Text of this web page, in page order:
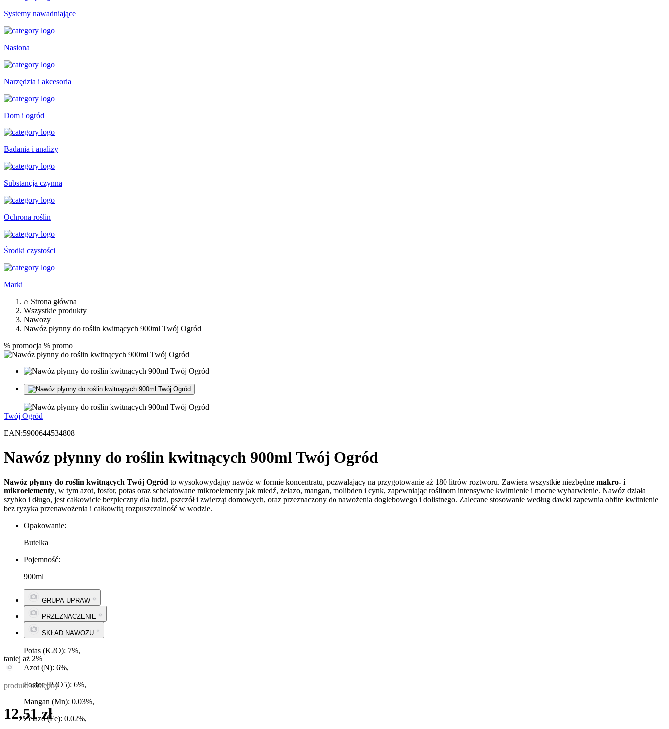
Systemy nawadniające
Nasiona
Narzędzia i akcesoria
Dom i ogród
Badania i analizy
Substancja czynna
Ochrona roślin
Środki czystości
Marki
⌂ Strona główna
Wszystkie produkty
Nawozy
Nawóz płynny do roślin kwitnących 900ml Twój Ogród
% promocja % promo
Twój Ogród
EAN:5900644534808
Nawóz płynny do roślin kwitnących 900ml Twój Ogród
Nawóz płynny do roślin kwitnących Twój Ogród to wysokowydajny nawóz w formie koncentratu, pozwalający na przygotowanie aż 180 litrów roztworu. Zawiera wszystkie niezbędne makro- i
mikroelementy, w tym azot, fosfor, potas oraz schelatowane mikroelementy jak miedź, żelazo, mangan, molibden i cynk, zapewniając roślinom intensywne kwitnienie i mocne wybarwienie. Nawóz działa
szybko i długo, jest całkowicie bezpieczny dla ludzi, pszczół i zwierząt domowych, oraz przeznaczony do nawożenia doglebowego i dolistnego. Zalecane stosowanie według dawki zapewnia obfite kwitnienie
bez ryzyka przenawożenia i całkowitą rozpuszczalność w wodzie.
Opakowanie:
Butelka
Pojemność:
900ml
GRUPA UPRAW
Rośliny kwitnące.
PRZEZNACZENIE
Dom i ogród.
SKŁAD NAWOZU
Potas (K2O): 7%,
Azot (N): 6%,
Fosfor (P2O5): 6%,
Mangan (Mn): 0.03%,
Żelazo (Fe): 0.02%,
taniej aż 2%
produkt dostępny
12,51 zł